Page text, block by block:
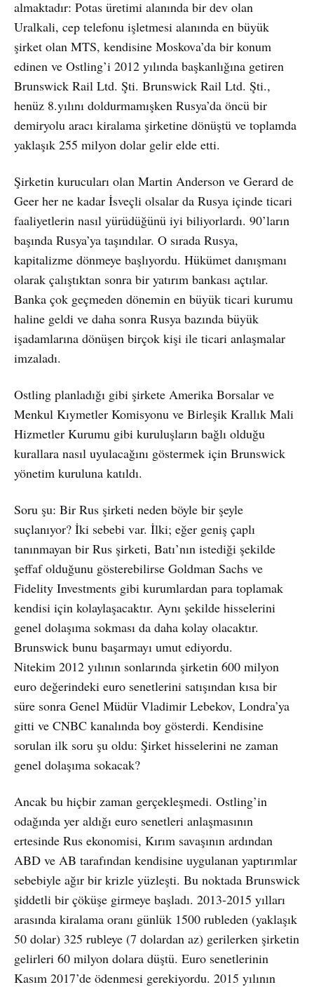
almaktadır: Potas üretimi alanında bir dev olan
Uralkali, cep telefonu işletmesi alanında en büyük
şirket olan MTS, kendisine Moskova’da bir konum
edinen ve Ostling’i 2012 yılında başkanlığına getiren
Brunswick Rail Ltd. Şti. Brunswick Rail Ltd. Şti.,
henüz 8.yılını doldurmamışken Rusya’da öncü bir
demiryolu aracı kiralama şirketine dönüştü ve toplamda
yaklaşık 255 milyon dolar gelir elde etti.
Şirketin kurucuları olan Martin Anderson ve Gerard de
Geer her ne kadar İsveçli olsalar da Rusya içinde ticari
faaliyetlerin nasıl yürüdüğünü iyi biliyorlardı. 90’ların
başında Rusya’ya taşındılar. O sırada Rusya,
kapitalizme dönmeye başlıyordu. Hükümet danışmanı
olarak çalıştıktan sonra bir yatırım bankası açtılar.
Banka çok geçmeden dönemin en büyük ticari kurumu
haline geldi ve daha sonra Rusya bazında büyük
işadamlarına dönüşen birçok kişi ile ticari anlaşmalar
imzaladı.
Ostling planladığı gibi şirkete Amerika Borsalar ve
Menkul Kıymetler Komisyonu ve Birleşik Krallık Mali
Hizmetler Kurumu gibi kuruluşların bağlı olduğu
kurallara nasıl uyulacağını göstermek için Brunswick
yönetim kuruluna katıldı.
Soru şu: Bir Rus şirketi neden böyle bir şeyle
suçlanıyor? İki sebebi var. İlki; eğer geniş çaplı
tanınmayan bir Rus şirketi, Batı’nın istediği şekilde
şeffaf olduğunu gösterebilirse Goldman Sachs ve
Fidelity Investments gibi kurumlardan para toplamak
kendisi için kolaylaşacaktır. Aynı şekilde hisselerini
genel dolaşıma sokması da daha kolay olacaktır.
Brunswick bunu başarmayı umut ediyordu.
Nitekim 2012 yılının sonlarında şirketin 600 milyon
euro değerindeki euro senetlerini satışından kısa bir
süre sonra Genel Müdür Vladimir Lebekov, Londra’ya
gitti ve CNBC kanalında boy gösterdi. Kendisine
sorulan ilk soru şu oldu: Şirket hisselerini ne zaman
genel dolaşıma sokacak?
Ancak bu hiçbir zaman gerçekleşmedi. Ostling’in
odağında yer aldığı euro senetleri anlaşmasının
ertesinde Rus ekonomisi, Kırım savaşının ardından
ABD ve AB tarafından kendisine uygulanan yaptırımlar
sebebiyle ağır bir krizle yüzleşti. Bu noktada Brunswick
şiddetli bir çöküşe girmeye başladı. 2013-2015 yılları
arasında kiralama oranı günlük 1500 rubleden (yaklaşık
50 dolar) 325 rubleye (7 dolardan az) gerilerken şirketin
gelirleri 60 milyon dolara düştü. Euro senetlerinin
Kasım 2017’de ödenmesi gerekiyordu. 2015 yılının